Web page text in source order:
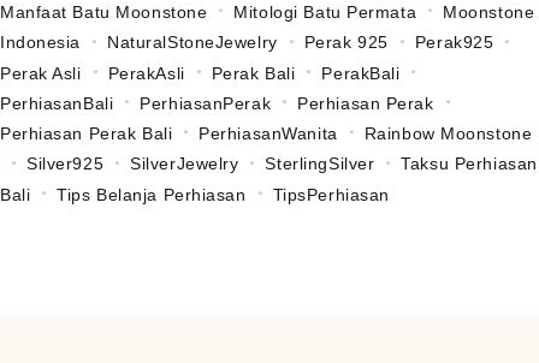
Manfaat Batu Moonstone
Mitologi Batu Permata
Moonstone
Indonesia
NaturalStoneJewelry Perak 925
Perak925
Perak Asli
PerakAsli Perak Bali
PerakBali
PerhiasanBali
PerhiasanPerak
Perhiasan Perak
Perhiasan Perak Bali
PerhiasanWanita
Rainbow Moonstone
Silver925
SilverJewelry SterlingSilver
Taksu Perhiasan
Bali
Tips Belanja Perhiasan TipsPerhiasan